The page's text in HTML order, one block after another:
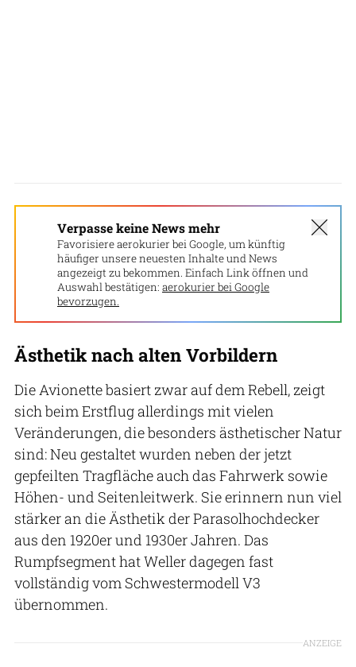
Verpasse keine News mehr
Favorisiere aerokurier bei Google, um künftig
häufiger unsere neuesten Inhalte und News
angezeigt zu bekommen. Einfach Link öffnen und
Auswahl bestätigen: aerokurier bei Google
bevorzugen.
Ästhetik nach alten Vorbildern
Die Avionette basiert zwar auf dem Rebell, zeigt
sich beim Erstflug allerdings mit vielen
Veränderungen, die besonders ästhetischer Natur
sind: Neu gestaltet wurden neben der jetzt
gepfeilten Tragfläche auch das Fahrwerk sowie
Höhen- und Seitenleitwerk. Sie erinnern nun viel
stärker an die Ästhetik der Parasolhochdecker
aus den 1920er und 1930er Jahren. Das
Rumpfsegment hat Weller dagegen fast
vollständig vom Schwestermodell V3
übernommen.
ANZEIGE